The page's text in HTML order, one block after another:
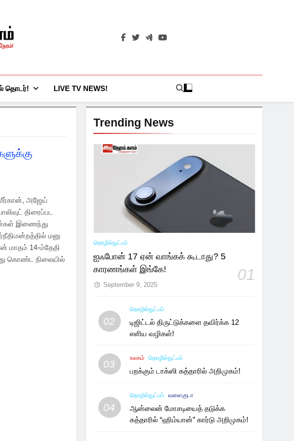
தொடர்! LIVE TV NEWS!
அஜேய்
திரைப்பட
இணைந்து
மனு
மாதம் 14-ம்தேதி
கொண்ட நிலையில்
Trending News
தொழில்நுட்பம்
ஐஃபோன் 17 ஏன் வாங்கக் கூடாது? 5
காரணங்கள் இங்கே!
01
September 9, 2025
02
தொழில்நுட்பம்
டிஜிட்டல் திருட்டுக்களை தவிர்க்க 12
எளிய வழிகள்!
03
உலகம் தொழில்நுட்பம்
பறக்கும் டாக்ஸி கத்தாரில் அறிமுகம்!
04
தொழில்நுட்பம் வளைகுடா
ஆன்லைன் மோசடியைத் தடுக்க
கத்தாரில் “ஹிம்யான்” கார்டு அறிமுகம்!